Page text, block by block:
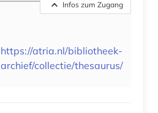
Infos zum Zugang
https://atria.nl/bibliotheek-
archief/collectie/thesaurus/